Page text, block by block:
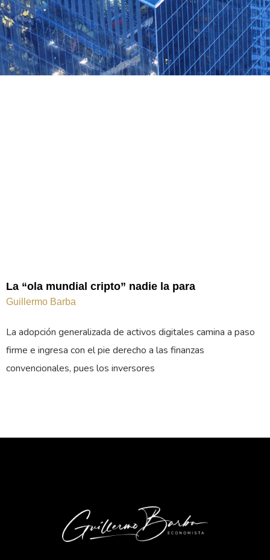
La “ola mundial cripto” nadie la para
Guillermo Barba
La adopción generalizada de activos digitales camina a paso
firme e ingresa con el pie derecho a las finanzas
convencionales, pues los inversores